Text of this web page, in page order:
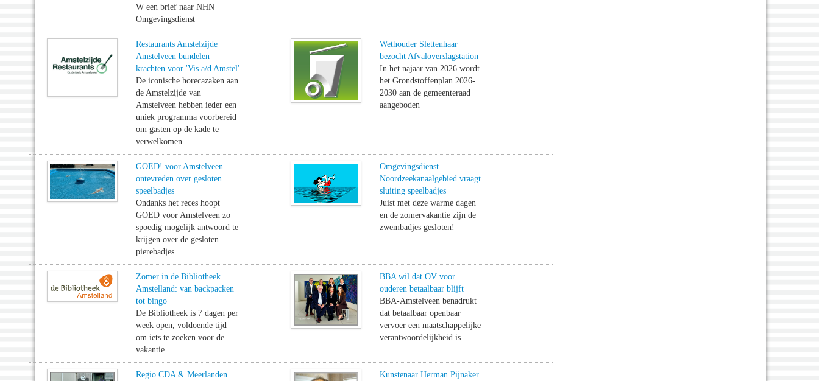
W een brief naar NHN
Omgevingsdienst
Restaurants Amstelzijde
Amstelveen bundelen
krachten voor 'Vis a/d Amstel'
De iconische horecazaken aan
de Amstelzijde van
Amstelveen hebben ieder een
uniek programma voorbereid
om gasten op de kade te
verwelkomen
Wethouder Slettenhaar
bezocht Afvaloverslagstation
In het najaar van 2026 wordt
het Grondstoffenplan 2026-
2030 aan de gemeenteraad
aangeboden
GOED! voor Amstelveen
ontevreden over gesloten
speelbadjes
Ondanks het reces hoopt
GOED voor Amstelveen zo
spoedig mogelijk antwoord te
krijgen over de gesloten
pierebadjes
Omgevingsdienst
Noordzeekanaalgebied vraagt
sluiting speelbadjes
Juist met deze warme dagen
en de zomervakantie zijn de
zwembadjes gesloten!
Zomer in de Bibliotheek
Amstelland: van backpacken
tot bingo
De Bibliotheek is 7 dagen per
week open, voldoende tijd
om iets te zoeken voor de
vakantie
BBA wil dat OV voor
ouderen betaalbaar blijft
BBA-Amstelveen benadrukt
dat betaalbaar openbaar
vervoer een maatschappelijke
verantwoordelijkheid is
Regio CDA & Meerlanden
Kunstenaar Herman Pijnaker